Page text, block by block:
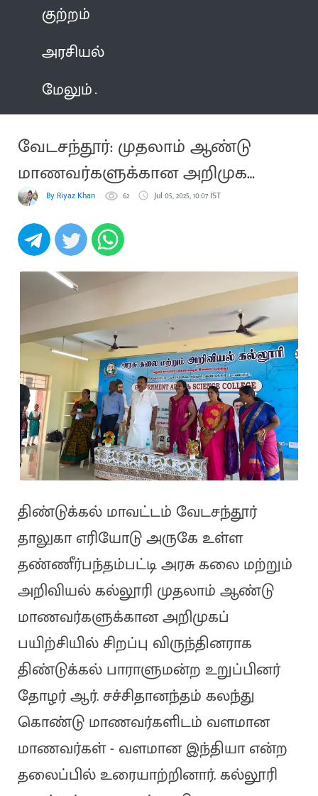
குற்றம்
அரசியல்
மேலும்
வேடசந்தூர்: முதலாம் ஆண்டு
மாணவர்களுக்கான அறிமுக
பயிற்சி
By Riyaz Khan 62 Jul 05, 2025, 10:07 IST
திண்டுக்கல் மாவட்டம் வேடசந்தூர்
தாலுகா எரியோடு அருகே உள்ள
தண்ணீர்பந்தம்பட்டி அரசு கலை மற்றும்
அறிவியல் கல்லூரி முதலாம் ஆண்டு
மாணவர்களுக்கான அறிமுகப்
பயிற்சியில் சிறப்பு விருந்தினராக
திண்டுக்கல் பாராளுமன்ற உறுப்பினர்
தோழர் ஆர். சச்சிதானந்தம் கலந்து
கொண்டு மாணவர்களிடம் வளமான
மாணவர்கள் - வளமான இந்தியா என்ற
தலைப்பில் உரையாற்றினார். கல்லூரி